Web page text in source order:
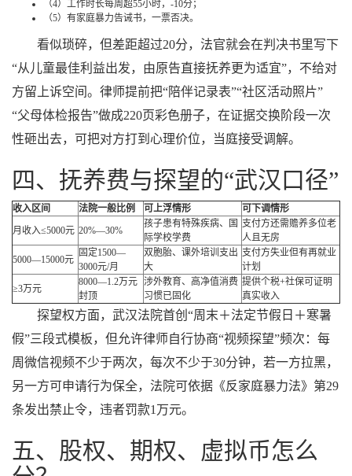
（4）工作时长每周超55小时，-10分；
（5）有家庭暴力告诫书，一票否决。
看似琐碎，但差距超过20分，法官就会在判决书里写下
“从儿童最佳利益出发，由原告直接抚养更为适宜”，不给对
方留上诉空间。律师提前把“陪伴记录表”“社区活动照片”
“父母体检报告”做成220页彩色册子，在证据交换阶段一次
性砸出去，可把对方打到心理价位，当庭接受调解。
四、抚养费与探望的“武汉口径”
收入区间 法院一般比例 可上浮情形
可下调情形
月收入≤5000元 20%—30%
孩子患有特殊疾病、国
际学校学费
支付方还需赡养多位老
人且无房
5000—15000元
固定1500—
3000元/月
双胞胎、课外培训支出
大
支付方失业但有再就业
计划
≥3万元
8000—1.2万元
封顶
涉外教育、高净值消费
习惯已固化
提供个税+社保可证明
真实收入
探望权方面，武汉法院首创“周末＋法定节假日＋寒暑
假”三段式模板，但允许律师自行协商“视频探望”频次：每
周微信视频不少于两次，每次不少于30分钟，若一方拉黑，
另一方可申请行为保全，法院可依据《反家庭暴力法》第29
条发出禁止令，违者罚款1万元。
五、股权、期权、虚拟币怎么